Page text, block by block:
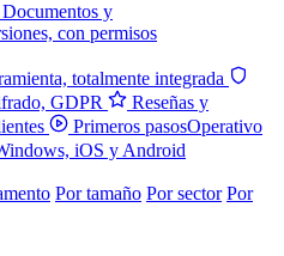
Documentos y
con permisos
totalmente integrada
GDPR
Reseñas y
Primeros pasosOperativo
iOS y Android
Por tamaño Por sector Por